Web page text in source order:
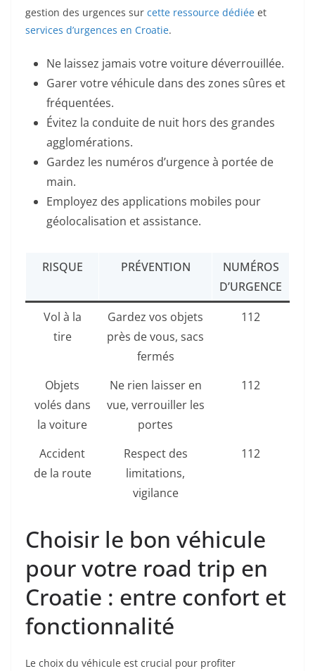
gestion des urgences sur cette ressource dédiée et
services d’urgences en Croatie.
Ne laissez jamais votre voiture déverrouillée.
Garer votre véhicule dans des zones sûres et
fréquentées.
Évitez la conduite de nuit hors des grandes
agglomérations.
Gardez les numéros d’urgence à portée de
main.
Employez des applications mobiles pour
géolocalisation et assistance.
RISQUE PRÉVENTION
NUMÉROS
D’URGENCE
Vol à la
tire
Gardez vos objets
près de vous, sacs
fermés
112
Objets
volés dans
la voiture
Ne rien laisser en
vue, verrouiller les
portes
112
Accident
de la route
Respect des
limitations,
vigilance
112
Choisir le bon véhicule
pour votre road trip en
Croatie : entre confort et
fonctionnalité
Le choix du véhicule est crucial pour profiter